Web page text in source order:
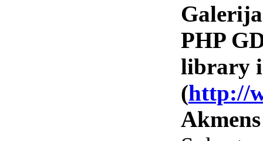
Galerija
PHP
library
(http://